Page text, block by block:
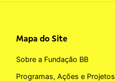
Mapa do Site
Sobre a Fundação BB
Programas, Ações e Projetos